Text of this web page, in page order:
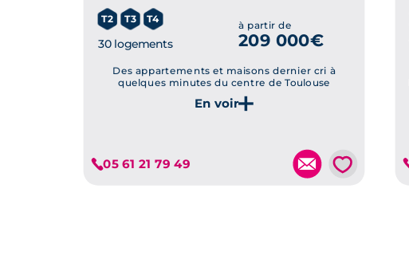
Je découvre ce programme
T2 T3 T4
30 logements
à partir de
209 000€
Des appartements et maisons dernier cri à
quelques minutes du centre de Toulouse
05 61 21 79 49 💗